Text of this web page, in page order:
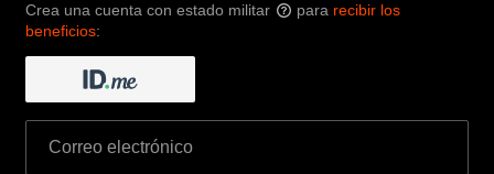
Crea una cuenta con estado militar ? para recibir los
beneficios: